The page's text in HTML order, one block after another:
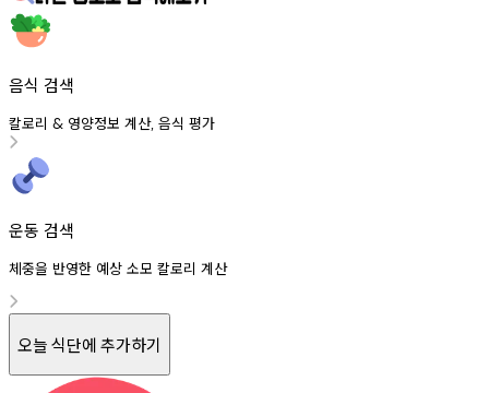
음식 검색
칼로리 & 영양정보 계산, 음식 평가
운동 검색
체중을 반영한 예상 소모 칼로리 계산
오늘 식단에 추가하기